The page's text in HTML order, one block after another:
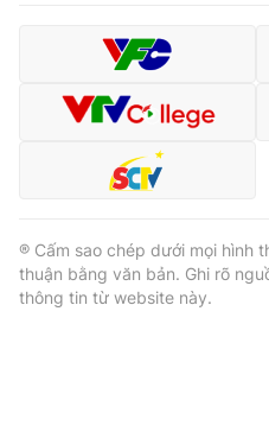
® Cấm sao chép dưới mọi hình
thuận bằng văn bản. Ghi rõ
thông tin từ website này.